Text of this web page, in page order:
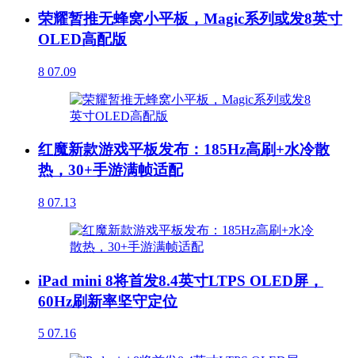
荣耀暂推无蜂窝小平板，Magic系列或发8英寸
OLED高配版
8 07.09
红魔新款游戏平板发布：185Hz高刷+水冷散
热，30+手游满帧适配
8 07.13
iPad mini 8将首发8.4英寸LTPS OLED屏，
60Hz刷新率坚守定位
5 07.16